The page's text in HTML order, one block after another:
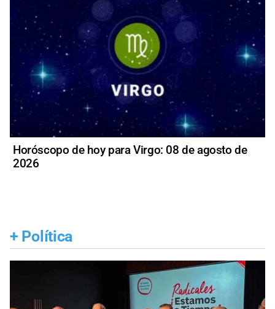
Horóscopo de hoy para Virgo: 08 de agosto de
2026
+ Política